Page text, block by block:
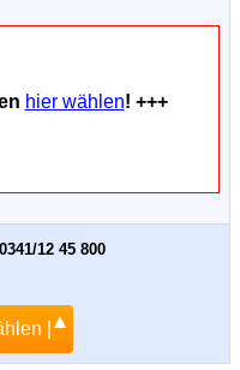
hier wählen! +++
12 45 800
|